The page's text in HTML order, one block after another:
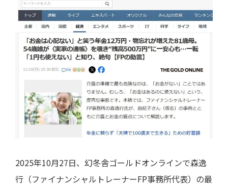
i
2025年10月27日、幻冬舎ゴールドオンラインで森逸
行（ファイナンシャルトレーナーFP事務所代表）の最